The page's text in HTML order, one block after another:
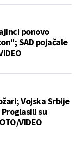
ponovo
SAD pojačale
Vojska Srbije
su
VIDEO